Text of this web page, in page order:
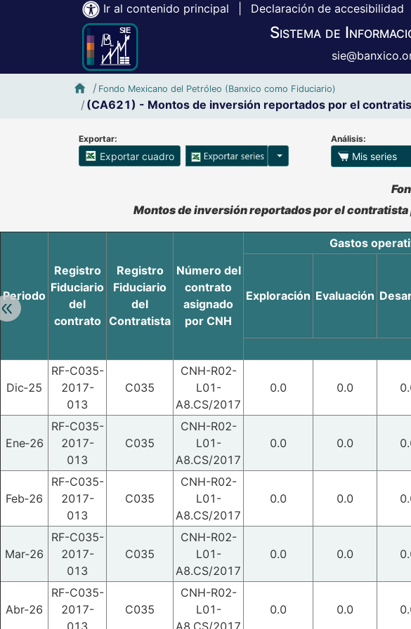
Ir al contenido principal Declaración de accesibilidad
Sistema de
Inicio SIE-Banxico
Fondo Mexicano del Petróleo (Banxico como Fiduciario)
(CA621) - Montos de inversión reportados por el
Exportar:
Exportar cuadro Opciones para exportar series
Análisis:
Mis series
Retroceder:
Accesibilidad de Cuadros Analíticos, al exportar el cuadro se pueden
Montos de inversión reportados por el
Periodo
Registro
Fiduciario
del
contrato
Registro
Fiduciario
del
Contratista
Número del
contrato
asignado
por CNH
Gastos
Exploración Evaluación
Dic‑25
RF-C035-
2017-
013
C035
CNH-R02-
L01-
A8.CS/2017
0.0 0.0
Ene‑26
RF-C035-
2017-
013
C035
CNH-R02-
L01-
A8.CS/2017
0.0 0.0
Feb‑26
RF-C035-
2017-
013
C035
CNH-R02-
L01-
A8.CS/2017
0.0 0.0
Mar‑26
RF-C035-
2017-
013
C035
CNH-R02-
L01-
A8.CS/2017
0.0 0.0
Abr‑26
RF-C035-
2017-
013
C035
CNH-R02-
L01-
A8.CS/2017
0.0 0.0